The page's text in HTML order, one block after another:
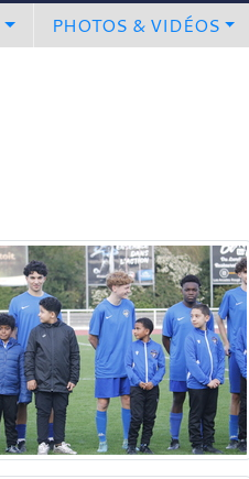
PHOTOS & VIDÉOS